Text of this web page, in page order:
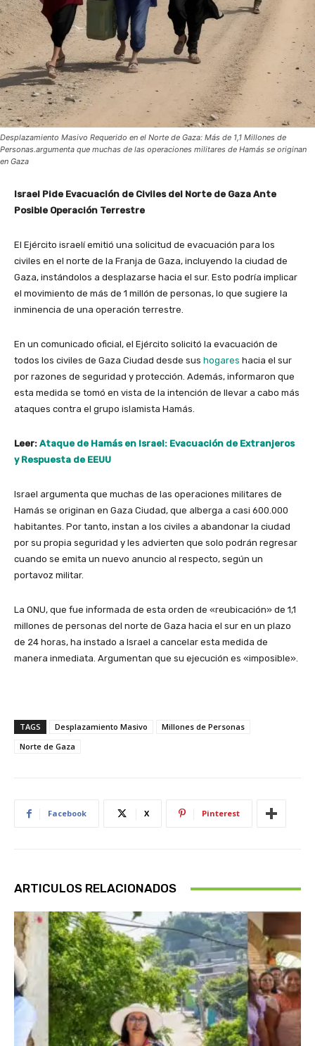
Desplazamiento Masivo Requerido en el Norte de Gaza: Más de 1,1 Millones de
Personas.argumenta que muchas de las operaciones militares de Hamás se originan
en Gaza
Israel Pide Evacuación de Civiles del Norte de Gaza Ante
Posible Operación Terrestre
El Ejército israelí emitió una solicitud de evacuación para los
civiles en el norte de la Franja de Gaza, incluyendo la ciudad de
Gaza, instándolos a desplazarse hacia el sur. Esto podría implicar
el movimiento de más de 1 millón de personas, lo que sugiere la
inminencia de una operación terrestre.
En un comunicado oficial, el Ejército solicitó la evacuación de
todos los civiles de Gaza Ciudad desde sus hogares hacia el sur
por razones de seguridad y protección. Además, informaron que
esta medida se tomó en vista de la intención de llevar a cabo más
ataques contra el grupo islamista Hamás.
Leer: Ataque de Hamás en Israel: Evacuación de Extranjeros
y Respuesta de EEUU
Israel argumenta que muchas de las operaciones militares de
Hamás se originan en Gaza Ciudad, que alberga a casi 600.000
habitantes. Por tanto, instan a los civiles a abandonar la ciudad
por su propia seguridad y les advierten que solo podrán regresar
cuando se emita un nuevo anuncio al respecto, según un
portavoz militar.
La ONU, que fue informada de esta orden de «reubicación» de 1,1
millones de personas del norte de Gaza hacia el sur en un plazo
de 24 horas, ha instado a Israel a cancelar esta medida de
manera inmediata. Argumentan que su ejecución es «imposible».
TAGS Desplazamiento Masivo
Millones de Personas
Norte de Gaza
Facebook X Pinterest
ARTICULOS RELACIONADOS